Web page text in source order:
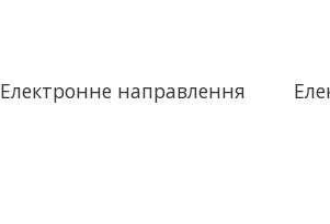
Електронне направлення